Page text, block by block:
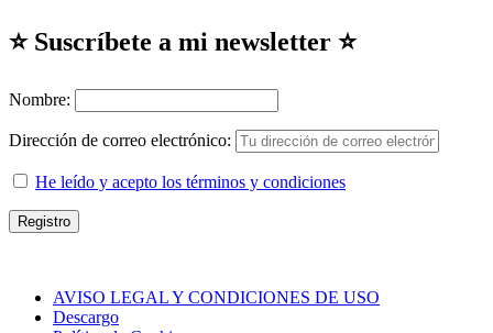
⭐ Suscríbete a mi newsletter ⭐
Nombre:
Dirección de correo electrónico:
He leído y acepto los términos y condiciones
AVISO LEGAL Y CONDICIONES DE USO
Descargo